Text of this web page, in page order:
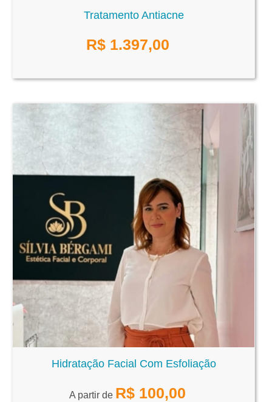
Tratamento Antiacne
R$ 1.397,00
Hidratação Facial Com Esfoliação
A partir de R$ 100,00